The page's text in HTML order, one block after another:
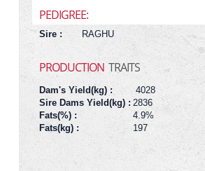
PEDIGREE:
Sire : RAGHU
PRODUCTION TRAITS
Dam's Yield(kg) :
4028
Sire Dams Yield(kg) : 2836
Fats(%) :
4.9%
Fats(kg) :
197